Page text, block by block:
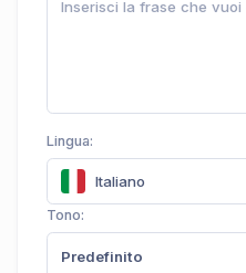
Lingua:
Italiano
Tono:
Predefinito